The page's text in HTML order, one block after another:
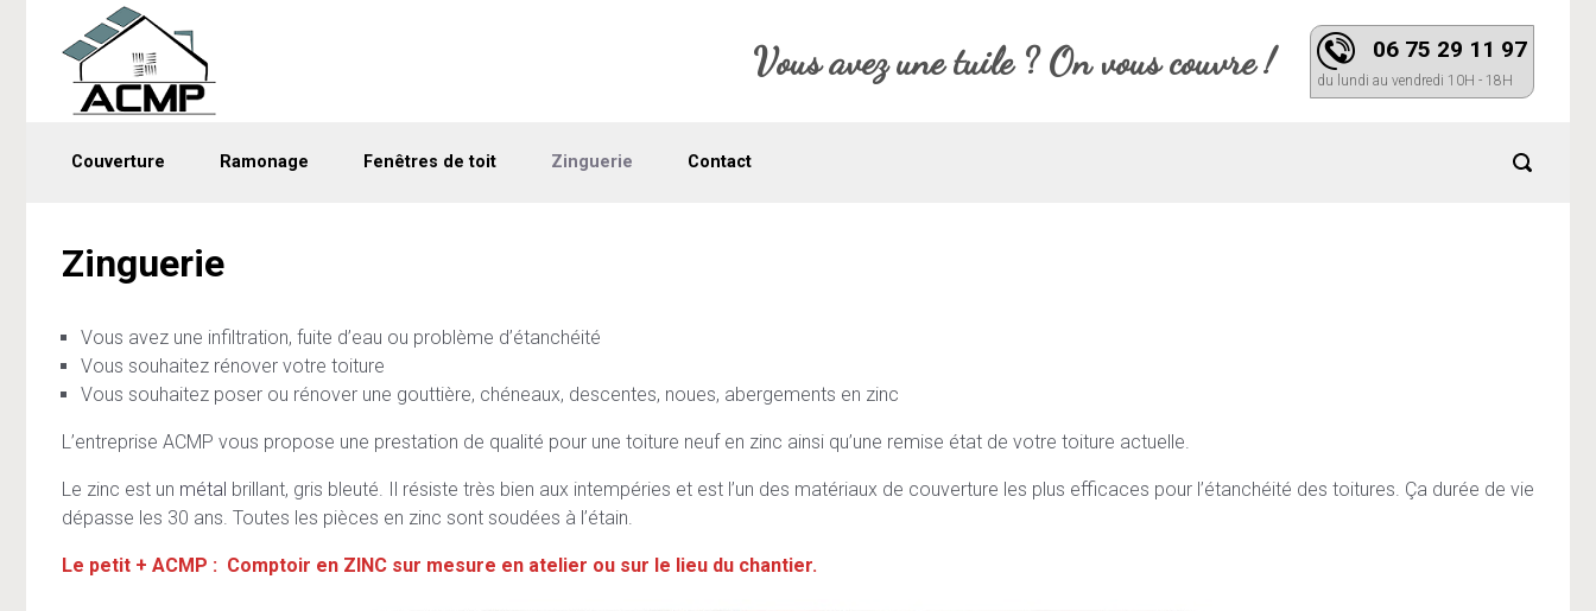
Skip to main content
Vous avez une tuile ? On vous couvre ! 06 75 29 11 97
du lundi au vendredi 10H - 18H
Couverture Ramonage Fenêtres de toit Zinguerie Contact
Zinguerie
Vous avez une infiltration, fuite d’eau ou problème d’étanchéité
Vous souhaitez rénover votre toiture
Vous souhaitez poser ou rénover une gouttière, chéneaux, descentes, noues, abergements en zinc
L’entreprise ACMP vous propose une prestation de qualité pour une toiture neuf en zinc ainsi qu’une remise état de votre toiture actuelle.
Le zinc est un métal brillant, gris bleuté. Il résiste très bien aux intempéries et est l’un des matériaux de couverture les plus efficaces pour l’étanchéité des toitures. Ça durée de vie
dépasse les 30 ans. Toutes les pièces en zinc sont soudées à l’étain.
Le petit + ACMP : Comptoir en ZINC sur mesure en atelier ou sur le lieu du chantier.